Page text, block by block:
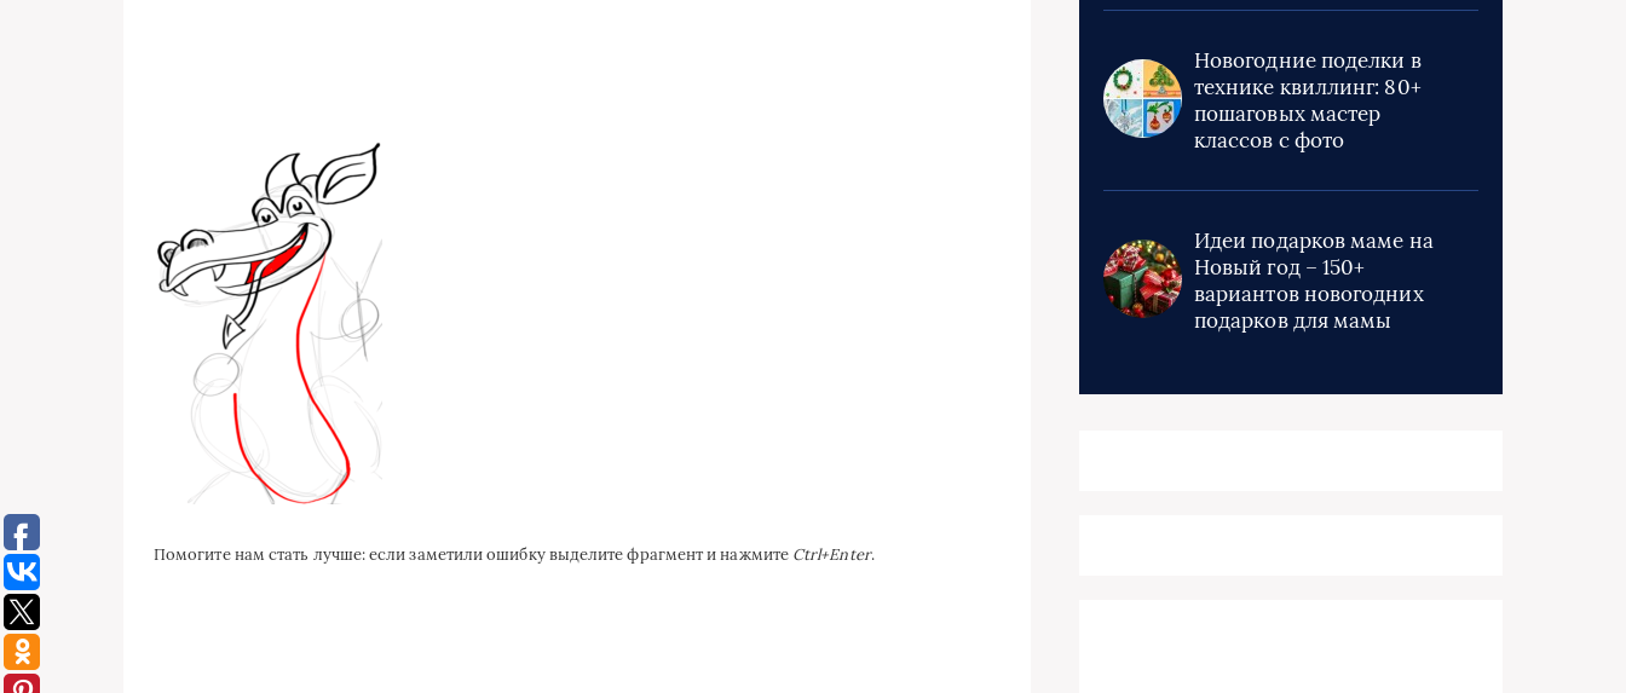
Помогите нам стать лучше: если заметили ошибку выделите фрагмент и нажмите Ctrl+Enter.
Новогодние поделки в
технике квиллинг: 80+
пошаговых мастер
классов с фото
Идеи подарков маме на
Новый год – 150+
вариантов новогодних
подарков для мамы